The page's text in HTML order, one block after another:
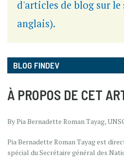
d'articles de blog sur le
anglais).
BLOG FINDEV
À PROPOS DE CET
By Pia Bernadette Roman Tayag,
Pia Bernadette Roman Tayag est
spécial du Secrétaire général des